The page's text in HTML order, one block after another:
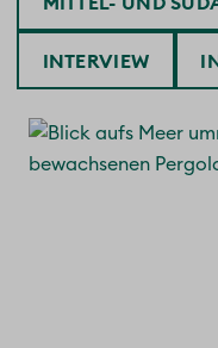
INTERVIEW